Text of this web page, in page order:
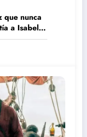
que nunca
a Isabel